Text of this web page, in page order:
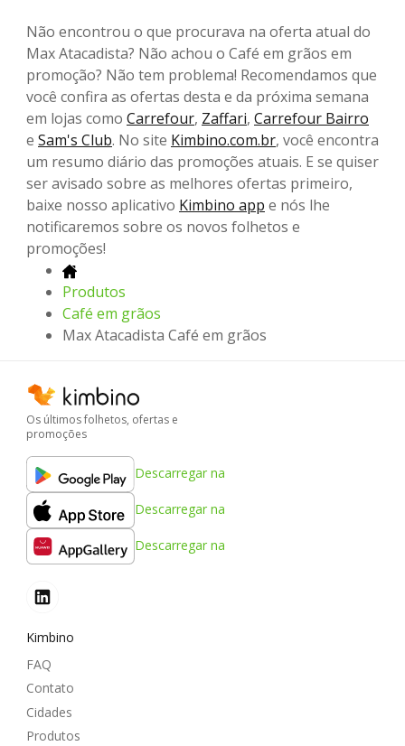
Não encontrou o que procurava na oferta atual do
Max Atacadista? Não achou o Café em grãos em
promoção? Não tem problema! Recomendamos que
você confira as ofertas desta e da próxima semana
em lojas como Carrefour, Zaffari, Carrefour Bairro
e Sam's Club. No site Kimbino.com.br, você encontra
um resumo diário das promoções atuais. E se quiser
ser avisado sobre as melhores ofertas primeiro,
baixe nosso aplicativo Kimbino app e nós lhe
notificaremos sobre os novos folhetos e
promoções!
Produtos
Café em grãos
Max Atacadista Café em grãos
Os últimos folhetos, ofertas e
promoções
Descarregar na
Descarregar na
Descarregar na
Kimbino
FAQ
Contato
Cidades
Produtos